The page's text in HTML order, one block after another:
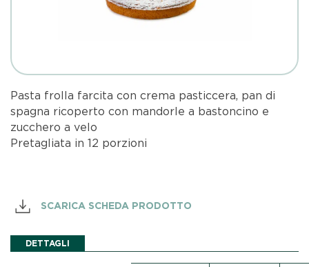
Pasta frolla farcita con crema pasticcera, pan di
spagna ricoperto con mandorle a bastoncino e
zucchero a velo
Pretagliata in 12 porzioni
SCARICA SCHEDA PRODOTTO
DETTAGLI